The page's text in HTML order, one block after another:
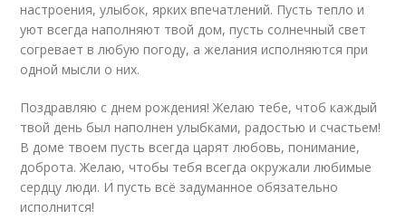
настроения, улыбок, ярких впечатлений. Пусть тепло и
уют всегда наполняют твой дом, пусть солнечный свет
согревает в любую погоду, а желания исполняются при
одной мысли о них.
Поздравляю с днем рождения! Желаю тебе, чтоб каждый
твой день был наполнен улыбками, радостью и счастьем!
В доме твоем пусть всегда царят любовь, понимание,
доброта. Желаю, чтобы тебя всегда окружали любимые
сердцу люди. И пусть всё задуманное обязательно
исполнится!